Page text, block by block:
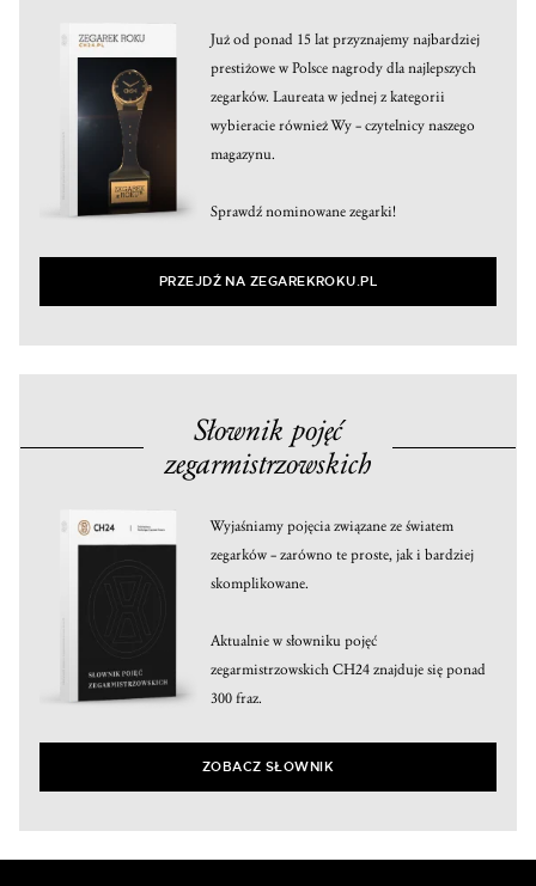
Już od ponad 15 lat przyznajemy najbardziej
prestiżowe w Polsce nagrody dla najlepszych
zegarków. Laureata w jednej z kategorii
wybieracie również Wy – czytelnicy naszego
magazynu.
Sprawdź nominowane zegarki!
PRZEJDŹ NA ZEGAREKROKU.PL
Słownik pojęć
zegarmistrzowskich
Wyjaśniamy pojęcia związane ze światem
zegarków – zarówno te proste, jak i bardziej
skomplikowane.
Aktualnie w słowniku pojęć
zegarmistrzowskich CH24 znajduje się ponad
300 fraz.
ZOBACZ SŁOWNIK